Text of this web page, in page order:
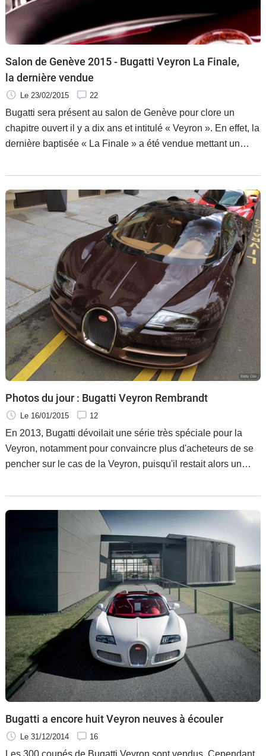
Salon de Genève 2015 - Bugatti Veyron La Finale,
la dernière vendue
Le 23/02/2015 22
Bugatti sera présent au salon de Genève pour clore un
chapitre ouvert il y a dix ans et intitulé « Veyron ». En effet, la
dernière baptisée « La Finale » a été vendue mettant un
lancement en 2005. Ce modèle sera présenté à Genève à
côté du tout premier châssis produit.
Photos du jour : Bugatti Veyron Rembrandt
Le 16/01/2015 12
En 2013, Bugatti dévoilait une série très spéciale pour la
Veyron, notamment pour convaincre plus d'acheteurs de se
pencher sur le cas de la Veyron, puisqu'il restait alors un
alors
Bugatti a encore huit Veyron neuves à écouler
Le 31/12/2014 16
Les 300 coupés de Bugatti Veyron sont vendus. Cependant,